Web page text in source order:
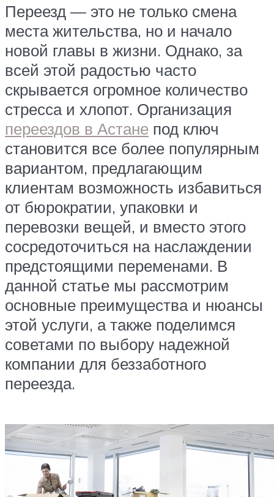
Переезд — это не только смена
места жительства, но и начало
новой главы в жизни. Однако, за
всей этой радостью часто
скрывается огромное количество
стресса и хлопот. Организация
переездов в Астане под ключ
становится все более популярным
вариантом, предлагающим
клиентам возможность избавиться
от бюрократии, упаковки и
перевозки вещей, и вместо этого
сосредоточиться на наслаждении
предстоящими переменами. В
данной статье мы рассмотрим
основные преимущества и нюансы
этой услуги, а также поделимся
советами по выбору надежной
компании для беззаботного
переезда.